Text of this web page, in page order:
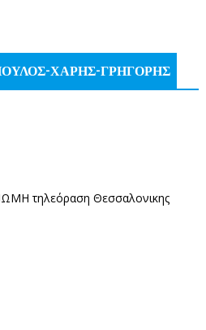
ΧΑΡΗΣ-ΓΡΗΓΟΡΗΣ
τηλεόραση Θεσσαλονικης